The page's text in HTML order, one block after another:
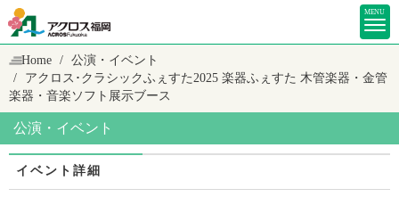
MENU
Home
公演・イベント
アクロス･クラシックふぇすた2025 楽器ふぇすた 木管楽器・金管
楽器・音楽ソフト展示ブース
公演・イベント
イベント詳細